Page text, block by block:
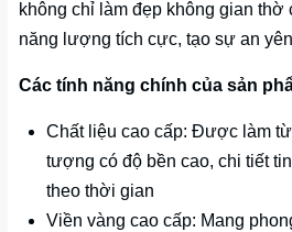
không chỉ làm đẹp không gian thờ
năng lượng tích cực, tạo sự an
Các tính năng chính của sản
Chất liệu cao cấp: Được làm
tượng có độ bền cao, chi tiết
theo thời gian
Viền vàng cao cấp: Mang